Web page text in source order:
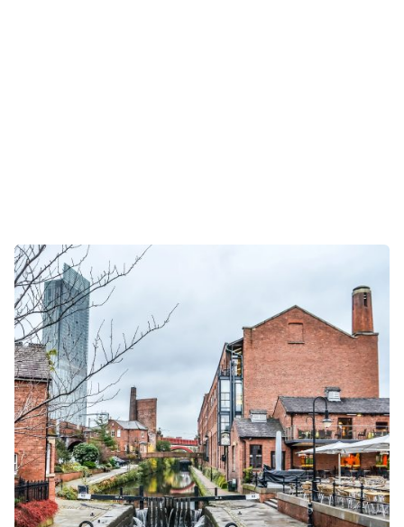
OUR CORE STRENGTH
IS OUR TEAM AND OUR
VALUES.
We are extremely proud of the team that we have
built here at Lord, Cox and Salt. Our team blends a
mixture of both knowledge and experience which
helps to give all of our clients access to the best
legal advice and representation possible.
Click the link below to view more information on
our fantastic team members.